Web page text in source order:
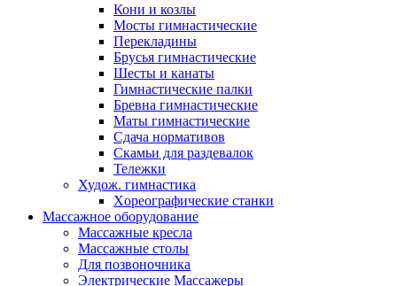
Кони и козлы
Мосты гимнастические
Перекладины
Брусья гимнастические
Шесты и канаты
Гимнастические палки
Бревна гимнастические
Маты гимнастические
Сдача нормативов
Скамьи для раздевалок
Тележки
Худож. гимнастика
Xореографические станки
Массажное оборудование
Массажные кресла
Массажные столы
Для позвоночника
Электрические Массажеры